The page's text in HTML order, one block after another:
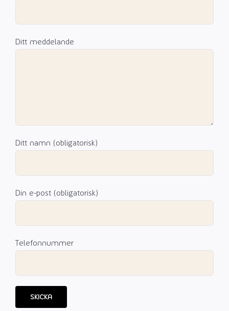
Ditt meddelande
Ditt namn (obligatorisk)
Din e-post (obligatorisk)
Telefonnummer